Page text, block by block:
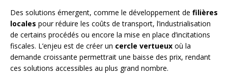
Des solutions émergent, comme le développement de filières
locales pour réduire les coûts de transport, l’industrialisation
de certains procédés ou encore la mise en place d’incitations
fiscales. L’enjeu est de créer un cercle vertueux où la
demande croissante permettrait une baisse des prix, rendant
ces solutions accessibles au plus grand nombre.